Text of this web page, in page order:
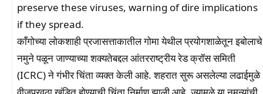
preserve these viruses, warning of dire implications
if they spread.
काँगोच्या लोकशाही प्रजासत्ताकातील गोमा येथील प्रयोगशाळेतून इबोलाचे
नमुने पळून जाण्याच्या शक्यतेबद्दल आंतरराष्ट्रीय रेड क्रॉस समिती
(ICRC) ने गंभीर चिंता व्यक्त केली आहे. शहरात सुरू असलेल्या लढाईमुळे